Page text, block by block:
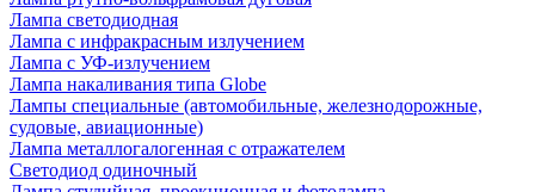
Лампа светодиодная
Лампа с инфракрасным излучением
Лампа с УФ-излучением
Лампа накаливания типа Globe
Лампы специальные (автомобильные, железнодорожные,
судовые, авиационные)
Лампа металлогалогенная с отражателем
Светодиод одиночный